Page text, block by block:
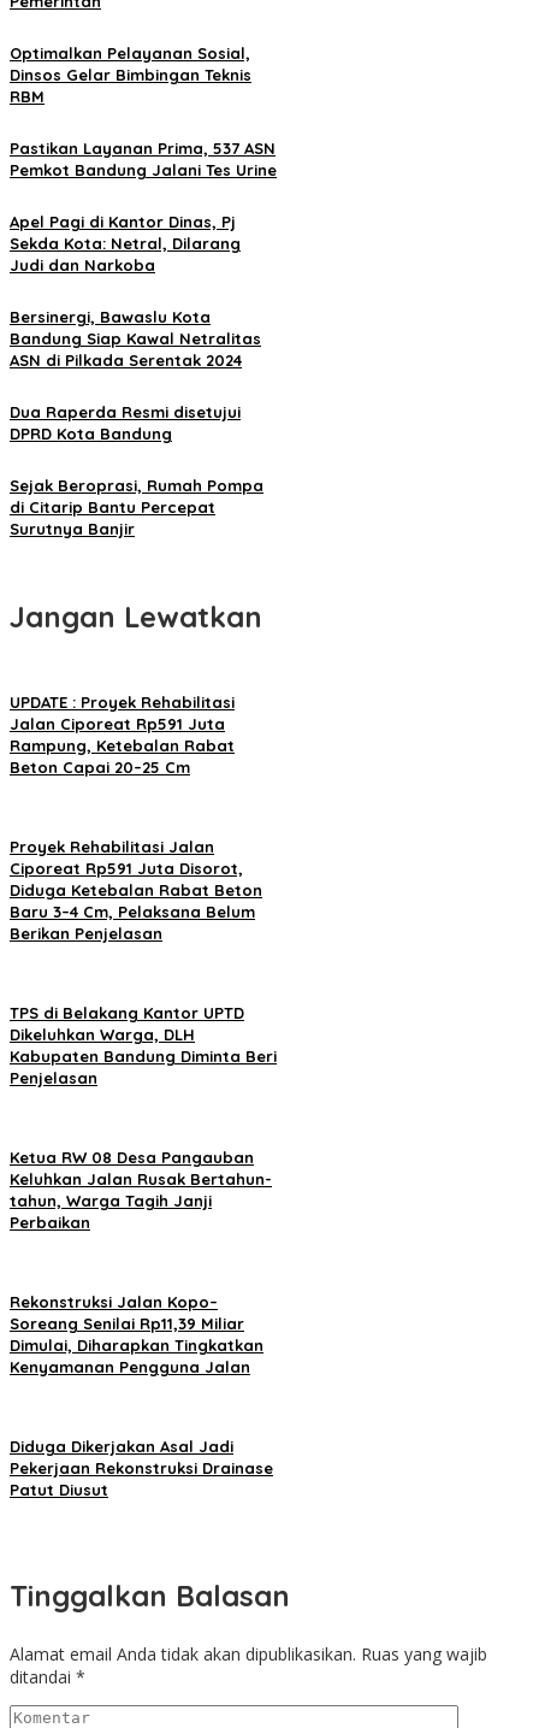
Optimalkan Pelayanan Sosial,
Dinsos Gelar Bimbingan Teknis
RBM
Pastikan Layanan Prima, 537 ASN
Pemkot Bandung Jalani Tes Urine
Apel Pagi di Kantor Dinas, Pj
Sekda Kota: Netral, Dilarang
Judi dan Narkoba
Bersinergi, Bawaslu Kota
Bandung Siap Kawal Netralitas
ASN di Pilkada Serentak 2024
Dua Raperda Resmi disetujui
DPRD Kota Bandung
Sejak Beroprasi, Rumah Pompa
di Citarip Bantu Percepat
Surutnya Banjir
Jangan Lewatkan
UPDATE : Proyek Rehabilitasi
Jalan Ciporeat Rp591 Juta
Rampung, Ketebalan Rabat
Beton Capai 20–25 Cm
Proyek Rehabilitasi Jalan
Ciporeat Rp591 Juta Disorot,
Diduga Ketebalan Rabat Beton
Baru 3–4 Cm, Pelaksana Belum
Berikan Penjelasan
TPS di Belakang Kantor UPTD
Dikeluhkan Warga, DLH
Kabupaten Bandung Diminta Beri
Penjelasan
Ketua RW 08 Desa Pangauban
Keluhkan Jalan Rusak Bertahun-
tahun, Warga Tagih Janji
Perbaikan
Rekonstruksi Jalan Kopo–
Soreang Senilai Rp11,39 Miliar
Dimulai, Diharapkan Tingkatkan
Kenyamanan Pengguna Jalan
Diduga Dikerjakan Asal Jadi
Pekerjaan Rekonstruksi Drainase
Patut Diusut
Tinggalkan Balasan
Alamat email Anda tidak akan dipublikasikan. Ruas yang wajib
ditandai *